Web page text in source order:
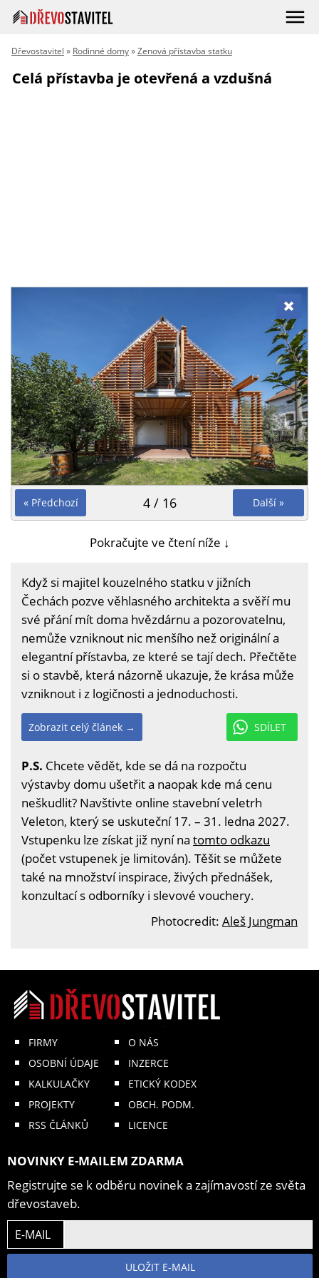
Dřevostavitel » Rodinné domy»Zenová přístavba statku
Celá přístavba je otevřená a vzdušná
« Předchozí Další »
4 / 16
Pokračujte ve čtení níže ↓
Když si majitel kouzelného statku v jižních
Čechách pozve věhlasného architekta a svěří mu
své přání mít doma hvězdárnu a pozorovatelnu,
nemůže vzniknout nic menšího než originální a
elegantní přístavba, ze které se tají dech. Přečtěte
si o stavbě, která názorně ukazuje, že krása může
vzniknout i z logičnosti a jednoduchosti.
SDÍLET
Zobrazit celý článek →
P.S. Chcete vědět, kde se dá na rozpočtu
výstavby domu ušetřit a naopak kde má cenu
neškudlit? Navštivte online stavební veletrh
Veleton, který se uskuteční 17. – 31. ledna 2027.
Vstupenku lze získat již nyní na tomto odkazu
(počet vstupenek je limitován). Těšit se můžete
také na množství inspirace, živých přednášek,
konzultací s odborníky i slevové vouchery.
Photocredit: Aleš Jungman
FIRMY
OSOBNÍ ÚDAJE
KALKULAČKY
PROJEKTY
RSS ČLÁNKŮ
O NÁS
INZERCE
ETICKÝ KODEX
OBCH. PODM.
LICENCE
NOVINKY E-MAILEM ZDARMA
Registrujte se k odběru novinek a zajímavostí ze světa
dřevostaveb.
E-MAIL
ULOŽIT E-MAIL